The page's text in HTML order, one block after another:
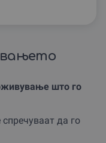
што го
да го